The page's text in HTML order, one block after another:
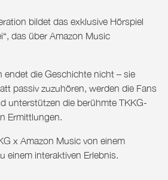
bildet das exklusive Hörspiel
, das über Amazon Music
endet die Geschichte nicht – sie
passiv zuzuhören, werden die Fans
unterstützen die berühmte TKKG-
Ermittlungen.
x Amazon Music von einem
einem interaktiven Erlebnis.